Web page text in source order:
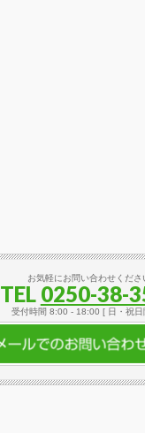
お気軽にお問い合わせくださ
TEL 0250-38-
受付時間 8:00 - 18:00 [ 日・祝日